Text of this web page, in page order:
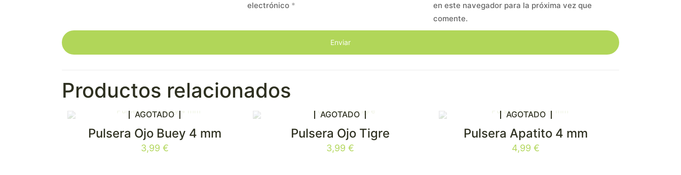
electrónico *
en este navegador para la próxima vez que
comente.
Productos relacionados
AGOTADO
Pulsera Ojo Buey 4 mm
3,99 €
AGOTADO
Pulsera Ojo Tigre
3,99 €
AGOTADO
Pulsera Apatito 4 mm
4,99€